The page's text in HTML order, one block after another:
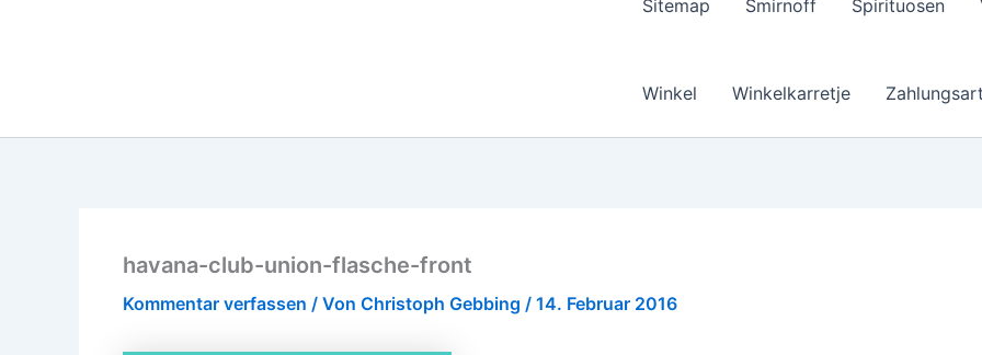
Sitemap Smirnoff Spirituosen
Winkel Winkelkarretje
havana-club-union-flasche-front
Kommentar verfassen / Von Christoph Gebbing / 14. Februar 2016